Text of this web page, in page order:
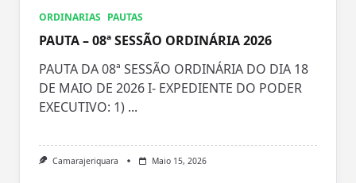
ORDINARIAS PAUTAS
PAUTA – 08ª SESSÃO ORDINÁRIA 2026
PAUTA DA 08ª SESSÃO ORDINÁRIA DO DIA 18
DE MAIO DE 2026 I- EXPEDIENTE DO PODER
EXECUTIVO: 1) ...
Camarajeriquara Maio 15, 2026